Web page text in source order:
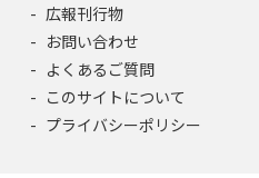
広報刊行物
お問い合わせ
よくあるご質問
このサイトについて
プライバシーポリシー